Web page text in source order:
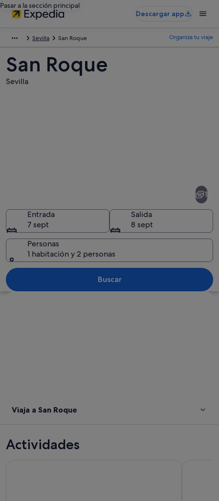
Pasar a la sección principal
Descargar app
Sevilla San Roque Organiza tu viaje
San Roque
Sevilla
Una persona con una túnica
1
Entrada
7 sept
Salida
8 sept
Personas
1 habitación y 2 personas
Buscar
Viaja a San Roque
Actividades